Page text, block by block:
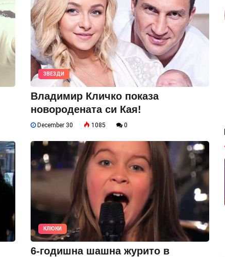
ЗВЕЗДИ
Владимир Кличко показа
новородената си Кая!
December 30 1085 0
КЛЮКИ
6-годишна шашна журито в